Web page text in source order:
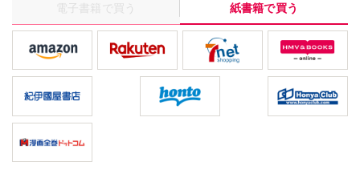
電子書籍で買う 紙書籍で買う